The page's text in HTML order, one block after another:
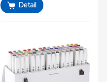
Detail